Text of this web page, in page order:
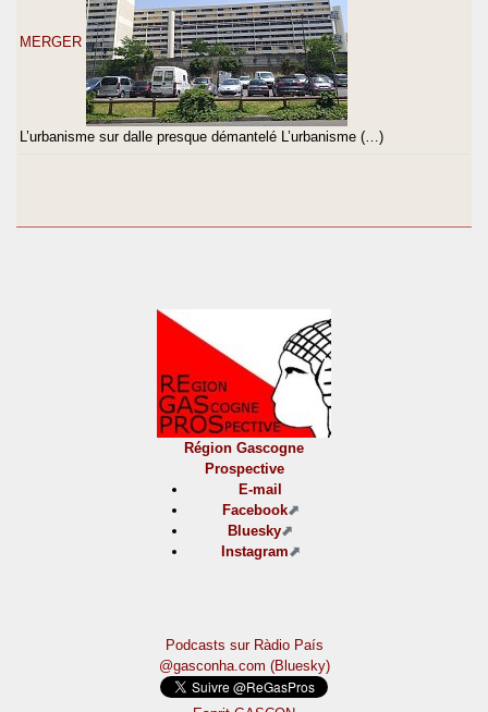
MERGER
L’urbanisme sur dalle presque démantelé L’urbanisme (…)
Région Gascogne
Prospective
E-mail
Facebook
Bluesky
Instagram
Podcasts sur Ràdio País
@gasconha.com (Bluesky)